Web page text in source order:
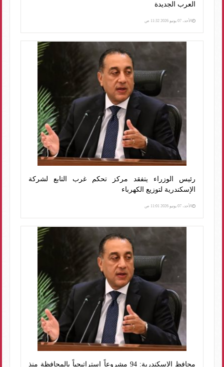
العرب الجديدة
الأحد، 07 يونيو 2026 11:32 ص
رئيس الوزراء يتفقد مركز تحكم غرب التابع لشركة
الإسكندرية لتوزيع الكهرباء
الأحد، 07 يونيو 2026 11:01 ص
محافظ الإسكندرية: 94 مشروعاً استراتيجياً بالمحافظة منذ